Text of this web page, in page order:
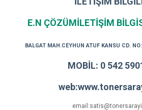
E.N ÇÖZÜMİLETİŞİM
BALGAT MAH.CEYHUN ATUF KANSU CD.
MOBİL: 0 542